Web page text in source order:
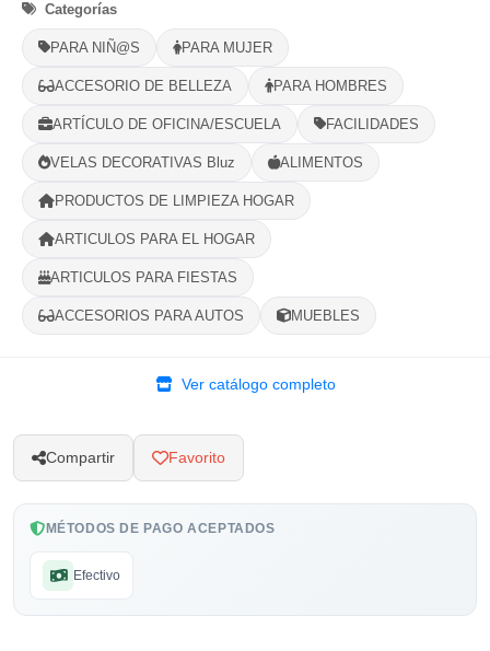
Categorías
PARA NIÑ@S PARA MUJER
ACCESORIO DE BELLEZA PARA HOMBRES
ARTÍCULO DE OFICINA/ESCUELA FACILIDADES
VELAS DECORATIVAS Bluz ALIMENTOS
PRODUCTOS DE LIMPIEZA HOGAR
ARTICULOS PARA EL HOGAR
ARTICULOS PARA FIESTAS
ACCESORIOS PARA AUTOS MUEBLES
Ver catálogo completo
Opciones de Envio
2 Ruta 3
Compartir Favorito
MÉTODOS DE PAGO ACEPTADOS
Efectivo